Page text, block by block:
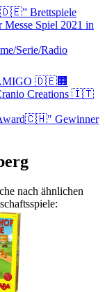
Brettspiele
Messe Spiel 2021 in
Serie/Radio
AMIGO 🇩🇪🏢
Creations 🇮🇹
Award🇨🇭" Gewinner
nach ähnlichen